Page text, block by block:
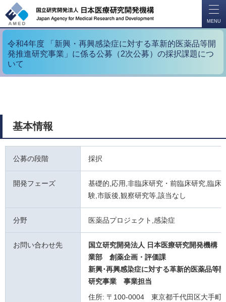
MENU
令和4年度 「新興・再興感染症に対する革新的医薬品等開
発推進研究事業」に係る公募（2次公募）の採択課題につ
いて
基本情報
公募の段階 採択
開発フェーズ
基礎的,応用,非臨床研究・前臨床研究,臨床
験,市販後,観察研究等,該当なし
分野 医薬品プロジェクト,感染症
お問い合わせ先
国立研究開発法人 日本医療研究開発機構
業部 創薬企画・評価課
新興･再興感染症に対する革新的医薬品等
研究事業
事業担当
住所: 〒100-0004 東京都千代田区大手町